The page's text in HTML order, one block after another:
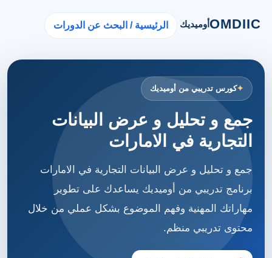
OMDIICأوميديك الرئيسية / البحث عن الدورات
كورس تدريبي من أوميديك
جمع و تحليل و عرض البيانات
التجارية في الامارات
جمع و تحليل و عرض البيانات التجارية في الامارات
برنامج تدريبي من أوميديك يساعدك على تطوير
مهاراتك المهنية وفهم الموضوع بشكل عملي من خلال
محتوى تدريبي منظم.